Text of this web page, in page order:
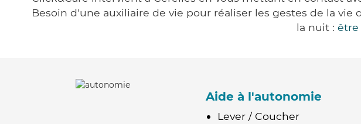
Besoin d'une auxiliaire de vie pour réaliser les gestes de la
la nuit : être
Aide à l'autonomie
Lever / Coucher